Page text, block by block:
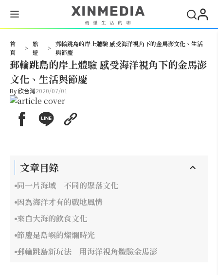
首
頁
>
旅
遊
>
郵輪跳島的岸上體驗 感受海洋視角下的金馬澎文化、生活
與節慶
郵輪跳島的岸上體驗 感受海洋視角下的金馬澎
文化、生活與節慶
By欣台灣2020/07/01
文章目錄
同一片海域 不同的聚落文化
因為海洋才有的戰地風情
來自大海的飲食文化
節慶是島嶼的燦爛時光
郵輪跳島新玩法 用海洋視角體驗金馬澎